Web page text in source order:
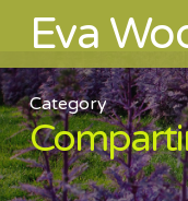
main
content
Eva
Category